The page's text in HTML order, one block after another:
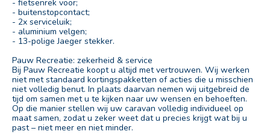
- fietsenrek voor;
- buitenstopcontact;
- 2x serviceluik;
- aluminium velgen;
- 13-polige Jaeger stekker.
Pauw Recreatie: zekerheid & service
Bij Pauw Recreatie koopt u altijd met vertrouwen. Wij werken
niet met standaard kortingspakketten of acties die u misschien
niet volledig benut. In plaats daarvan nemen wij uitgebreid de
tijd om samen met u te kijken naar uw wensen en behoeften.
Op die manier stellen wij uw caravan volledig individueel op
maat samen, zodat u zeker weet dat u precies krijgt wat bij u
past – niet meer en niet minder.